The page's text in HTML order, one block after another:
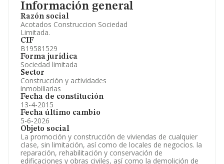
Información general
Razón social
Acotados Construccion Sociedad
Limitada.
CIF
B19581529
Forma jurídica
Sociedad limitada
Sector
Construcción y actividades
inmobiliarias
Fecha de constitución
13-4-2015
Fecha último cambio
5-6-2026
Objeto social
La promoción y construcción de viviendas de cualquier
clase, sin limitación, así como de locales de negocios. la
reparación, rehabilitación y conservación de
edificaciones y obras civiles, así como la demolición de
Artículos de prensa publicados sobre la empresa.
Información oficial y registral complementaria.